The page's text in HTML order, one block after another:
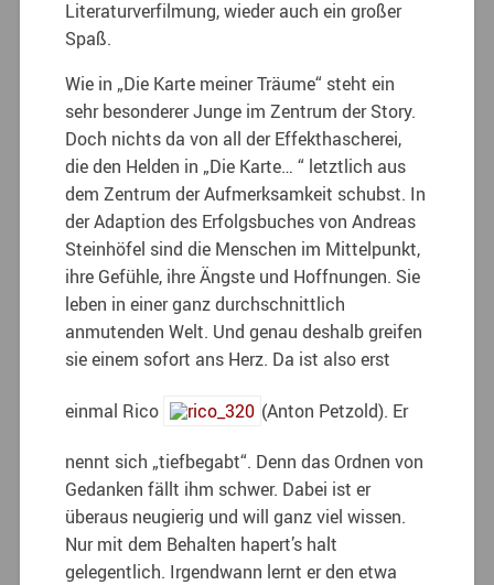
Literaturverfilmung, wieder auch ein großer
Spaß.
Wie in „Die Karte meiner Träume“ steht ein
sehr besonderer Junge im Zentrum der Story.
Doch nichts da von all der Effekthascherei,
die den Helden in „Die Karte… “ letztlich aus
dem Zentrum der Aufmerksamkeit schubst. In
der Adaption des Erfolgsbuches von Andreas
Steinhöfel sind die Menschen im Mittelpunkt,
ihre Gefühle, ihre Ängste und Hoffnungen. Sie
leben in einer ganz durchschnittlich
anmutenden Welt. Und genau deshalb greifen
sie einem sofort ans Herz. Da ist also erst
einmal Rico (Anton Petzold). Er
nennt sich „tiefbegabt“. Denn das Ordnen von
Gedanken fällt ihm schwer. Dabei ist er
überaus neugierig und will ganz viel wissen.
Nur mit dem Behalten hapert’s halt
gelegentlich. Irgendwann lernt er den etwa